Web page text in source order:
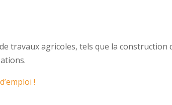
travaux agricoles, tels que la construction
!